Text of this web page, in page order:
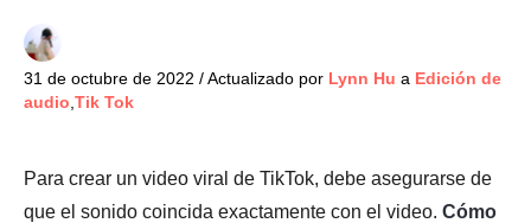
31 de octubre de 2022 / Actualizado por Lynn Hu a Edición de
audio Tik Tok
Para crear un video viral de TikTok, debe asegurarse de
que el sonido coincida exactamente con el video. Cómo